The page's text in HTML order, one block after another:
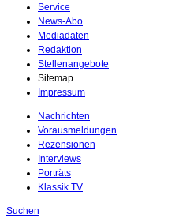
Service
News-Abo
Mediadaten
Redaktion
Stellenangebote
Sitemap
Impressum
Nachrichten
Vorausmeldungen
Rezensionen
Interviews
Porträts
Klassik.TV
Suchen